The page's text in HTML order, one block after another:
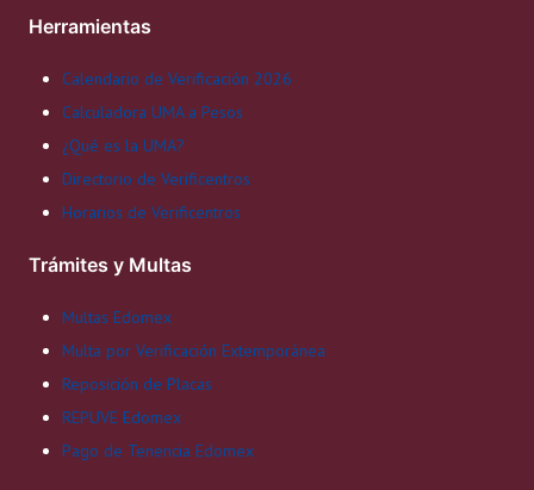
Herramientas
Calendario de Verificación 2026
Calculadora UMA a Pesos
¿Qué es la UMA?
Directorio de Verificentros
Horarios de Verificentros
Trámites y Multas
Multas Edomex
Multa por Verificación Extemporánea
Reposición de Placas
REPUVE Edomex
Pago de Tenencia Edomex